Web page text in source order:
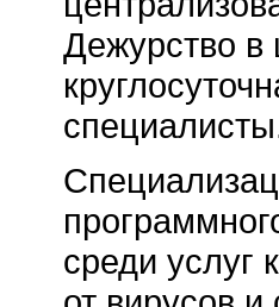
Дежурство в
среди услуг